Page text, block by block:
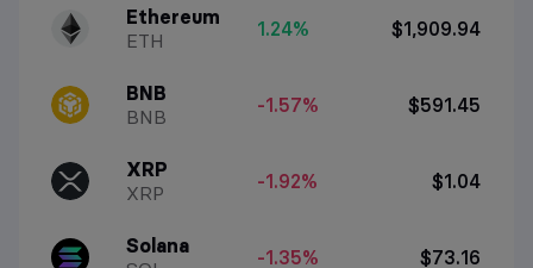
Ethereum
ETH
1.24% $1,909.94
BNB
BNB
-1.57% $591.45
XRP
XRP
-1.92% $1.04
Solana
-1.35% $73.16